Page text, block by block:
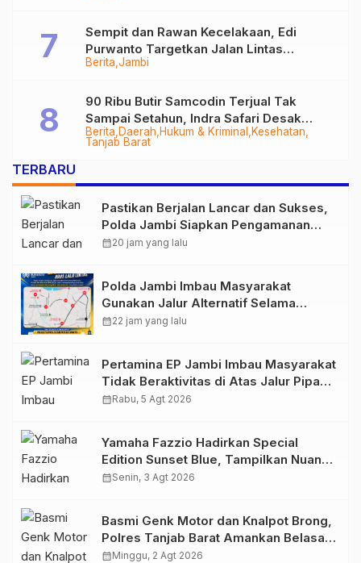
Berita Jambi
Sempit dan Rawan Kecelakaan, Edi
Purwanto Targetkan Jalan Lintas
Tungkal-Jambi Mulus di 2028
Berita Daerah Hukum & Kriminal
Kesehatan
Tanjab Barat
90 Ribu Butir Samcodin Terjual Tak
Sampai Setahun, Indra Safari Desak
Audit Menyeluruh
TERBARU
Pastikan Berjalan Lancar dan Sukses,
Polda Jambi Siapkan Pengamanan
Berlapis untuk 8.750 Pelari, 1.848
calendar_month20 jam yang lalu
Polda Jambi Imbau Masyarakat
Gunakan Jalur Alternatif Selama
Pelaksanaan Presisi Merdeka Run
calendar_month22 jam yang lalu
Pertamina EP Jambi Imbau Masyarakat
Tidak Beraktivitas di Atas Jalur Pipa
Migas Demi Keselamatan Bersama
calendar_monthRabu, 5 Agt 2026
Yamaha Fazzio Hadirkan Special
Edition Sunset Blue, Tampilkan Nuansa
Retro Summer yang Semakin Skena
calendar_monthSenin, 3 Agt 2026
Basmi Genk Motor dan Knalpot Brong,
Polres Tanjab Barat Amankan Belasan
Kendaraan
calendar_monthMinggu, 2 Agt 2026